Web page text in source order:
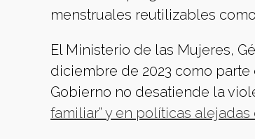
menstruales reutilizables
El Ministerio de las Mujeres,
diciembre de 2023 como
Gobierno no desatiende la
familiar” y en políticas alejadas